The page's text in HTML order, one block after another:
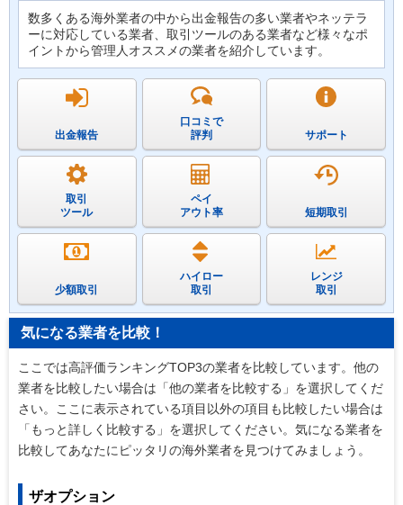
数多くある海外業者の中から出金報告の多い業者やネッテラ
ーに対応している業者、取引ツールのある業者など様々なポ
イントから管理人オススメの業者を紹介しています。
出金報告
口コミで
評判
サポート
取引
ツール
ペイ
アウト率
短期取引
少額取引
ハイロー
取引
レンジ
取引
気になる業者を比較！
ここでは高評価ランキングTOP3の業者を比較しています。他の
業者を比較したい場合は「他の業者を比較する」を選択してくだ
さい。ここに表示されている項目以外の項目も比較したい場合は
「もっと詳しく比較する」を選択してください。気になる業者を
比較してあなたにピッタリの海外業者を見つけてみましょう。
ザオプション